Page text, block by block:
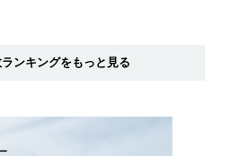
ンキングをもっと見る